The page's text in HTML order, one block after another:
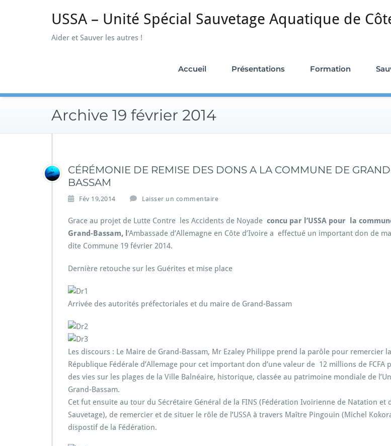
USSA – Unité Spécial Sauvetage Aquatique de
Aider et Sauver les autres !
Accueil Présentations Formation
Archive 19 février 2014
CÉRÉMONIE DE REMISE DES DONS A LA COMMUNE DE
BASSAM
Fév 19,2014 Laisser un commentaire
Grace au projet de Lutte Contre les Accidents de Noyade concu par l’USSA pour la
Grand-Bassam, l ‘Ambassade d’Allemagne en Côte d’Ivoire a effectué un important don de
dite Commune 19 février 2014.
Dernière retouche sur les Guérites et mise place
Arrivée des autorités préfectoriales et du maire de Grand-Bassam
Les discours : Le Maire de Grand-Bassam, Mr Ezaley Philippe prend la parôle pour remercier la
République Fédérale d’Allemage pour cet important don d’une valeur de 12 millions de FCFA
des vies sur les plages de la Ville Balnéaire, historique, classée au patrimoine mondiale de
Grand-Bassam.
Cet fut ensuite au tour du Sécrétaire Général de la FINS (Fédération Ivoirienne de Natation et
Sauvetage), de remercier et de situer le rôle de l’USSA à travers Maître Pingouin (Michel
dispostif de la Fédération.